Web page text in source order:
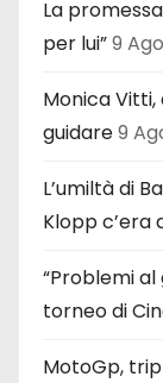
La
per lui”9
Monica
guidare9
L’umiltà di
Klopp c’era
“Problemi al
torneo di
MotoGp,